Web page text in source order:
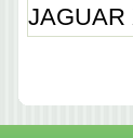
JAGUAR